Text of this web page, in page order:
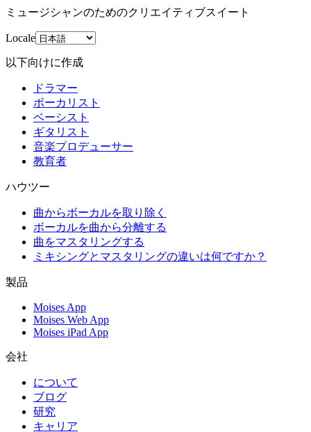
ミュージシャンのためのクリエイティブスイート
Locale
以下向けに作成
ドラマー
ボーカリスト
ベーシスト
ギタリスト
音楽プロデューサー
教育者
ハウツー
曲からボーカルを取り除く
ボーカルを曲から分離する
曲をマスタリングする
ミキシングとマスタリングの違いは何ですか？
製品
Moises App
Moises Web App
Moises iPad App
会社
について
ブログ
研究
キャリア